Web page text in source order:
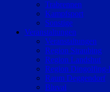
Trabrennen
Kampfsport
Sonstige
Veranstaltungen
Veranstaltungen
Region Straubing
Region Landshut
Region Dingolfing-
Raum Deggendorf
Bluval